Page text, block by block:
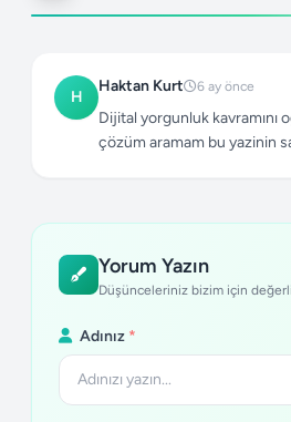
H
Haktan Kurt 6 ay önce
Dijital yorgunluk kavramını
çözüm aramam bu yazinin
Yorum Yazın
Düşünceleriniz bizim için
Adınız *